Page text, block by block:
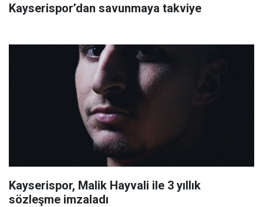
Kayserispor’dan savunmaya takviye
Kayserispor, Malik Hayvali ile 3 yıllık
sözleşme imzaladı